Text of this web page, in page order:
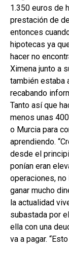
1.350 euros de
prestación de
entonces
hipotecas ya
hacer no
Ximena junto a
también estaba
recabando
Tanto así que
menos unas
o Murcia para
aprendiendo.
desde el
ponían eran
operaciones,
ganar mucho
la actualidad
subastada por
ella con una
va a pagar.